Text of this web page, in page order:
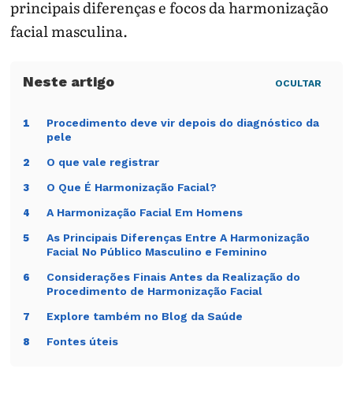
principais diferenças e focos da harmonização
facial masculina.
OCULTAR
1
Procedimento deve vir depois do diagnóstico da
pele
2 O que vale registrar
3 O Que É Harmonização Facial?
4 A Harmonização Facial Em Homens
5
As Principais Diferenças Entre A Harmonização
Facial No Público Masculino e Feminino
6
Considerações Finais Antes da Realização do
Procedimento de Harmonização Facial
7 Explore também no Blog da Saúde
8 Fontes úteis